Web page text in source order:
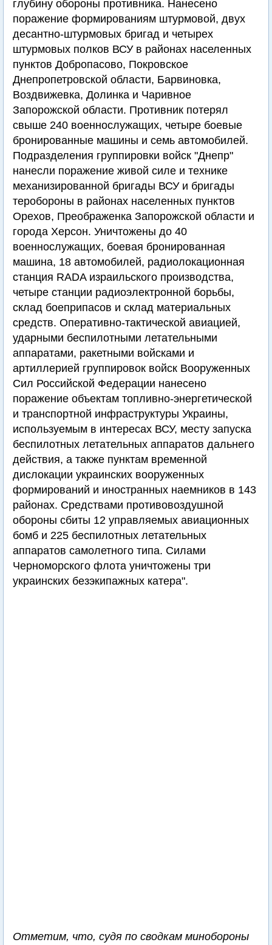
глубину обороны противника. Нанесено
поражение формированиям штурмовой, двух
десантно-штурмовых бригад и четырех
штурмовых полков ВСУ в районах населенных
пунктов Добропасово, Покровское
Днепропетровской области, Барвиновка,
Воздвижевка, Долинка и Чаривное
Запорожской области. Противник потерял
свыше 240 военнослужащих, четыре боевые
бронированные машины и семь автомобилей.
Подразделения группировки войск "Днепр"
нанесли поражение живой силе и технике
механизированной бригады ВСУ и бригады
теробороны в районах населенных пунктов
Орехов, Преображенка Запорожской области и
города Херсон. Уничтожены до 40
военнослужащих, боевая бронированная
машина, 18 автомобилей, радиолокационная
станция RADA израильского производства,
четыре станции радиоэлектронной борьбы,
склад боеприпасов и склад материальных
средств. Оперативно-тактической авиацией,
ударными беспилотными летательными
аппаратами, ракетными войсками и
артиллерией группировок войск Вооруженных
Сил Российской Федерации нанесено
поражение объектам топливно-энергетической
и транспортной инфраструктуры Украины,
используемым в интересах ВСУ, месту запуска
беспилотных летательных аппаратов дальнего
действия, а также пунктам временной
дислокации украинских вооруженных
формирований и иностранных наемников в 143
районах. Средствами противовоздушной
обороны сбиты 12 управляемых авиационных
бомб и 225 беспилотных летательных
аппаратов самолетного типа. Силами
Черноморского флота уничтожены три
украинских безэкипажных катера".
Отметим, что, судя по сводкам минобороны